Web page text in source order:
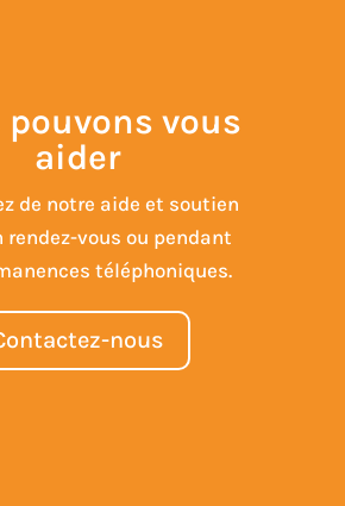
pouvons vous
aider
de notre aide et soutien
rendez-vous ou pendant
téléphoniques.
nous